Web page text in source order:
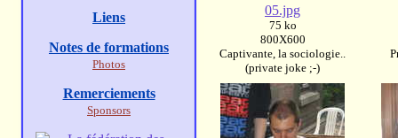
05.jpg
75 ko
800X600
Captivante, la sociologie..
(private joke ;-)
Liens
Notes de formations
Photos
Remerciements
Sponsors